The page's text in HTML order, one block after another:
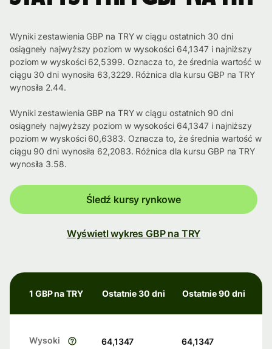
Wyniki zestawienia GBP na TRY w ciągu ostatnich 30 dni
osiągneły najwyższy poziom w wysokości 64,1347 i najniższy
poziom w wyskości 62,5399. Oznacza to, że średnia wartość w
ciągu 30 dni wynosiła 63,3229. Różnica dla kursu GBP na TRY
wynosiła 2.44.
Wyniki zestawienia GBP na TRY w ciągu ostatnich 90 dni
osiągneły najwyższy poziom w wysokości 64,1347 i najniższy
poziom w wyskości 60,6383. Oznacza to, że średnia wartość w
ciągu 90 dni wynosiła 62,2083. Różnica dla kursu GBP na TRY
wynosiła 3.58.
Śledź kursy rynkowe
Wyświetl wykres GBP na TRY
1 GBP na TRY Ostatnie 30 dni Ostatnie 90 dni
Wysoki 64,1347 64,1347